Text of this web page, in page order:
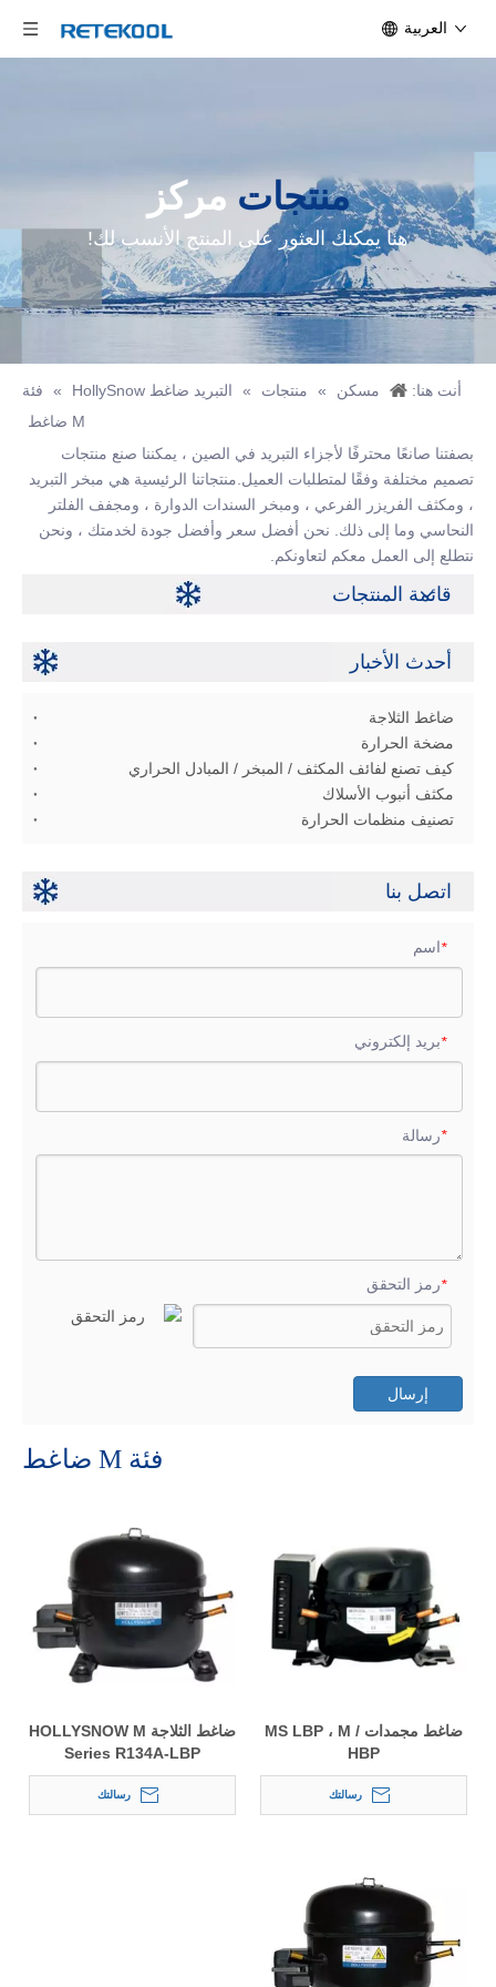
العربية
منتجات مركز
هنا يمكنك العثور على المنتج الأنسب لك!
أنت هنا: مسكن » منتجات » التبريد ضاغط HollySnow »
فئة
M ضاغط
بصفتنا صانعًا محترفًا لأجزاء التبريد في الصين ، يمكننا صنع منتجات
تصميم مختلفة وفقًا لمتطلبات العميل.منتجاتنا الرئيسية هي مبخر التبريد
، ومكثف الفريزر الفرعي ، ومبخر السندات الدوارة ، ومجفف الفلتر
النحاسي وما إلى ذلك. نحن أفضل سعر وأفضل جودة لخدمتك ، ونحن
نتطلع إلى العمل معكم لتعاونكم.
قائمة المنتجات
أحدث الأخبار
ضاغط الثلاجة
مضخة الحرارة
كيف تصنع لفائف المكثف / المبخر / المبادل الحراري
مكثف أنبوب الأسلاك
تصنيف منظمات الحرارة
اتصل بنا
*اسم
*بريد إلكتروني
*رسالة
*رمز التحقق
إرسال
فئة M ضاغط
ضاغط مجمدات MS LBP ، M /
HBP
رسالتك
ضاغط الثلاجة HOLLYSNOW M
Series R134A-LBP
رسالتك